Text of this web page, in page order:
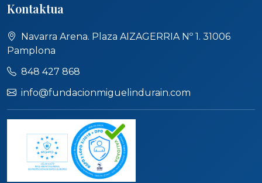
Kontaktua
Navarra Arena. Plaza AIZAGERRIA Nº 1. 31006
Pamplona
848 427 868
info@fundacionmiguelindurain.com